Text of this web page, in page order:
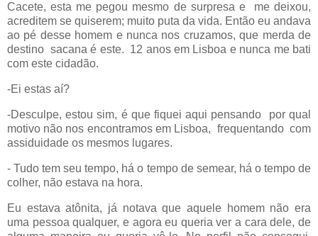
Cacete, esta me pegou mesmo de surpresa e
me deixou,
acreditem se quiserem; muito puta da vida. Então eu andava
ao pé desse homem e nunca nos cruzamos, que merda de
destino sacana é este. 12 anos em Lisboa e nunca me bati
com este cidadão.
-Ei estas aí?
-Desculpe, estou sim, é que fiquei aqui pensando
por qual
motivo não nos encontramos em Lisboa, frequentando com
assiduidade os mesmos lugares.
- Tudo tem seu tempo, há o tempo de semear, há o tempo de
colher, não estava na hora.
Eu estava atônita, já notava que aquele homem não era
uma pessoa qualquer, e agora eu queria ver a cara dele, de